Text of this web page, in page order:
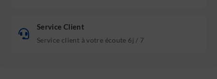
Service Client
Service client à votre écoute 6j / 7